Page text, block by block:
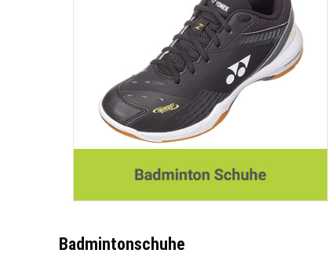
Badmintonschuhe